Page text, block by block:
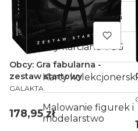
Gry karciane LCG
Gry karciane TCG
Karty
Malowanie figurek i
modelarstwo
Obcy: Gra fabularna -
zestaw startowy
PRODUCENT
GALAKTA
Cena
178,95 zł